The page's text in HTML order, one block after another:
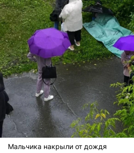
Мальчика накрыли от дождя